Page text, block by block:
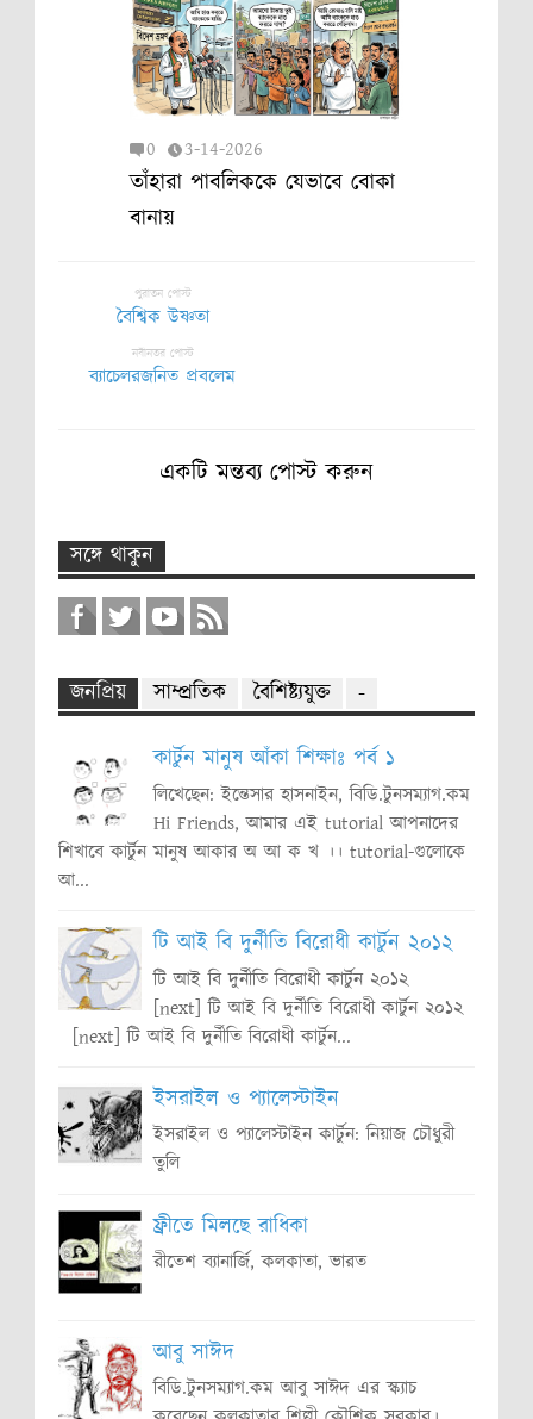
0 3-14-2026
তাঁহারা পাবলিককে যেভাবে বোকা
বানায়
পুরাতন পোস্ট
বৈশ্বিক উষ্ণতা
নবীনতর পোস্ট
ব্যাচেলরজনিত প্রবলেম
একটি মন্তব্য পোস্ট করুন
সঙ্গে থাকুন
জনপ্রিয় সাম্প্রতিক বৈশিষ্ট্যযুক্ত -
কার্টুন মানুষ আঁকা শিক্ষাঃ পর্ব ১
লিখেছেন: ইন্তেসার হাসনাইন, বিডি.টুনসম্যাগ.কম
Hi Friends, আমার এই tutorial আপনাদের
শিখাবে কার্টুন মানুষ আকার অ আ ক খ ।। tutorial-গুলোকে
আ...
টি আই বি দুর্নীতি বিরোধী কার্টুন ২০১২
টি আই বি দুর্নীতি বিরোধী কার্টুন ২০১২
[next] টি আই বি দুর্নীতি বিরোধী কার্টুন ২০১২
[next] টি আই বি দুর্নীতি বিরোধী কার্টুন...
ইসরাইল ও প্যালেস্টাইন
ইসরাইল ও প্যালেস্টাইন কার্টুন: নিয়াজ চৌধুরী
তুলি
ফ্রীতে মিলছে রাধিকা
রীতেশ ব্যানার্জি, কলকাতা, ভারত
আবু সাঈদ
বিডি.টুনসম্যাগ.কম আবু সাঈদ এর স্ক্যাচ